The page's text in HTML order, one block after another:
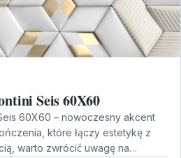
Seis 60X60
60X60 – nowoczesny akcent
które łączy estetykę z
warto zwrócić uwagę na